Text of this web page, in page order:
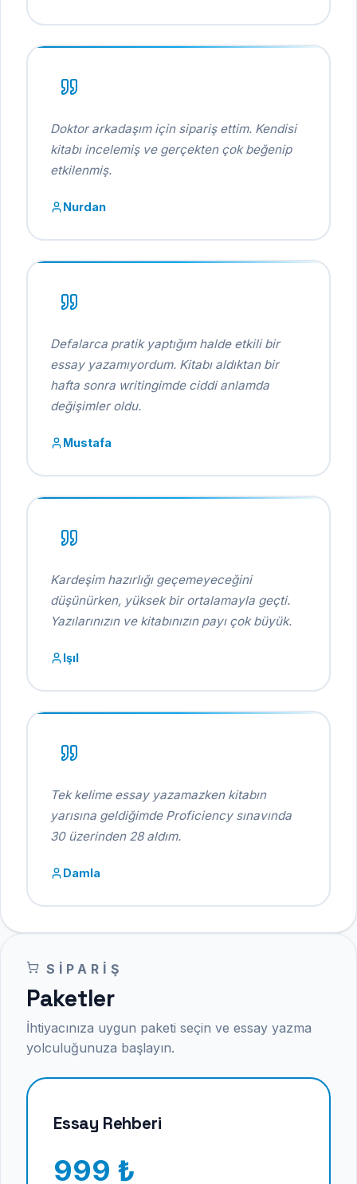
Doktor arkadaşım için sipariş ettim. Kendisi
kitabı incelemiş ve gerçekten çok beğenip
etkilenmiş.
Nurdan
Defalarca pratik yaptığım halde etkili bir
essay yazamıyordum. Kitabı aldıktan bir
hafta sonra writingimde ciddi anlamda
değişimler oldu.
Mustafa
Kardeşim hazırlığı geçemeyeceğini
düşünürken, yüksek bir ortalamayla geçti.
Yazılarınızın ve kitabınızın payı çok büyük.
Işıl
Tek kelime essay yazamazken kitabın
yarısına geldiğimde Proficiency sınavında
30 üzerinden 28 aldım.
Damla
SIPARIŞ
Paketler
İhtiyacınıza uygun paketi seçin ve essay yazma
yolculuğunuza başlayın.
Essay Rehberi
999 ₺